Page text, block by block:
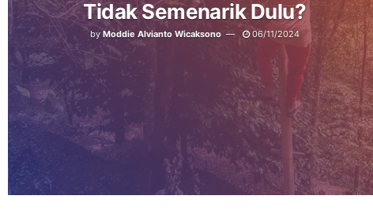
Tidak Semenarik Dulu?
by Moddie Alvianto Wicaksono 06/11/2024